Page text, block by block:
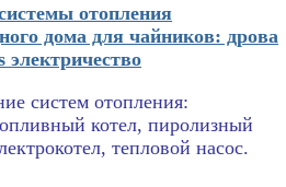
отопления
дома для чайников: дрова
электричество
систем отопления:
котел, пиролизный
тепловой насос.